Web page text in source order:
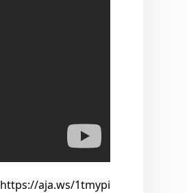
https://aja.ws/1tmypi